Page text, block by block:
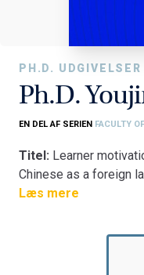
PH.D. UDGIVELSER
Ph.D.
EN DEL AF SERIEN FACULTY
Titel: Learner
Chinese as a foreign
learning method matter?
Institut for
Læs mere